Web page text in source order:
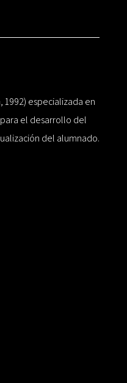
especializada en
el desarrollo del
del alumnado.